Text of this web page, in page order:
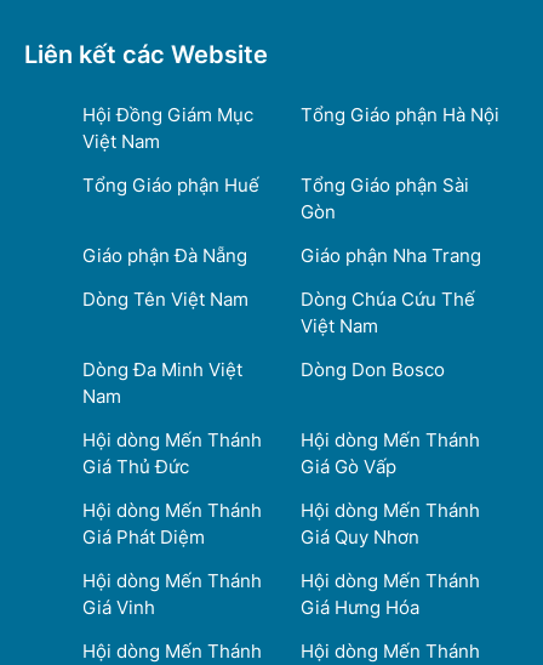
Liên kết các Website
Hội Đồng Giám Mục
Việt Nam
Tổng Giáo phận Hà Nội
Tổng Giáo phận Huế
Tổng Giáo phận Sài
Gòn
Giáo phận Đà Nẵng
Giáo phận Nha Trang
Dòng Tên Việt Nam
Dòng Chúa Cứu Thế
Việt Nam
Dòng Đa Minh Việt
Nam
Dòng Don Bosco
Hội dòng Mến Thánh
Giá Thủ Đức
Hội dòng Mến Thánh
Giá Gò Vấp
Hội dòng Mến Thánh
Giá Phát Diệm
Hội dòng Mến Thánh
Giá Quy Nhơn
Hội dòng Mến Thánh
Giá Vinh
Hội dòng Mến Thánh
Giá Hưng Hóa
Hội dòng Mến Thánh
Hội dòng Mến Thánh